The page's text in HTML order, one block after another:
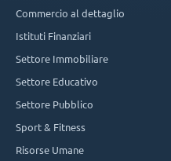
Commercio al dettaglio
Istituti Finanziari
Settore Immobiliare
Settore Educativo
Settore Pubblico
Sport & Fitness
Risorse Umane